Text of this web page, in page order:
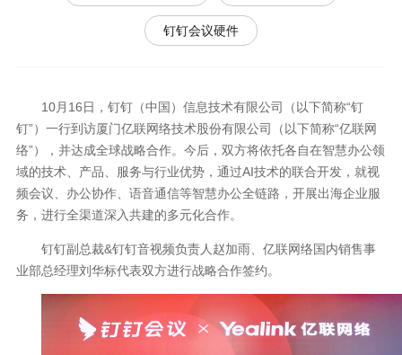
钉钉会议硬件
10月16日，钉钉（中国）信息技术有限公司（以下简称“钉
钉”）一行到访厦门亿联网络技术股份有限公司（以下简称“亿联网
络”），并达成全球战略合作。今后，双方将依托各自在智慧办公领
域的技术、产品、服务与行业优势，通过AI技术的联合开发，就视
频会议、办公协作、语音通信等智慧办公全链路，开展出海企业服
务，进行全渠道深入共建的多元化合作。
钉钉副总裁&钉钉音视频负责人赵加雨、亿联网络国内销售事
业部总经理刘华标代表双方进行战略合作签约。